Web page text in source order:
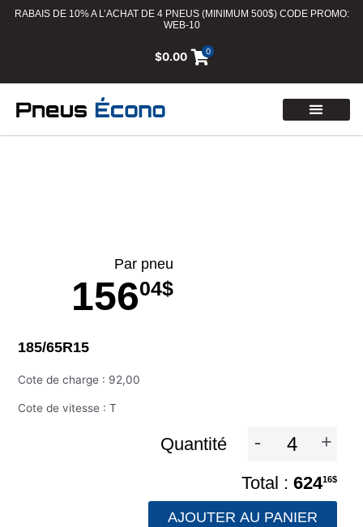
RABAIS DE 10% A L’ACHAT DE 4 PNEUS (MINIMUM 500$) CODE PROMO:
WEB-10
$0.00 0
Par pneu
15604$
185/65R15
Cote de charge : 92,00
Cote de vitesse : T
Quantité - +
62416$
AJOUTER AU PANIER